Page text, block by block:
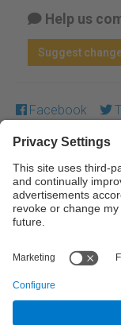
Help us
Suggest
Facebook
Except where
licensed under a
NonCommercial-